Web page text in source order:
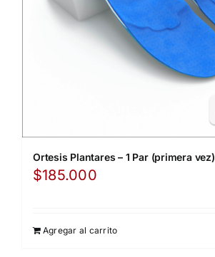
Ortesis Plantares – 1 Par (primera vez)
$185.000
Agregar al carrito